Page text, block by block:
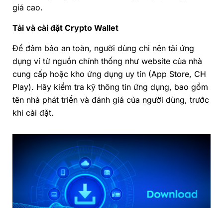
giá cao.
Tải và cài đặt Crypto Wallet
Để đảm bảo an toàn, người dùng chỉ nên tải ứng
dụng ví từ nguồn chính thống như website của nhà
cung cấp hoặc kho ứng dụng uy tín (App Store, CH
Play). Hãy kiểm tra kỹ thông tin ứng dụng, bao gồm
tên nhà phát triển và đánh giá của người dùng, trước
khi cài đặt.